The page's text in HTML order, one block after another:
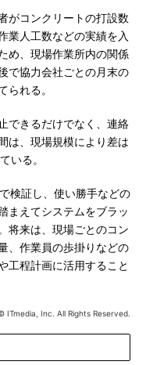
がコンクリートの打設数
業人工数などの実績を入
め、現場作業所内の関係
で協力会社ごとの月末の
られる。
できるだけでなく、連絡
は、現場規模により差は
いる。
検証し、使い勝手などの
まえてシステムをブラッ
将来は、現場ごとのコン
、作業員の歩掛りなどの
工程計画に活用すること
ITmedia, Inc. All Rights Reserved.